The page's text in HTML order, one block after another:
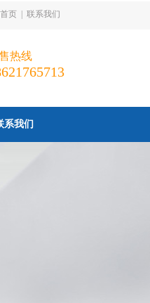
页 联系我们
热线
系我们